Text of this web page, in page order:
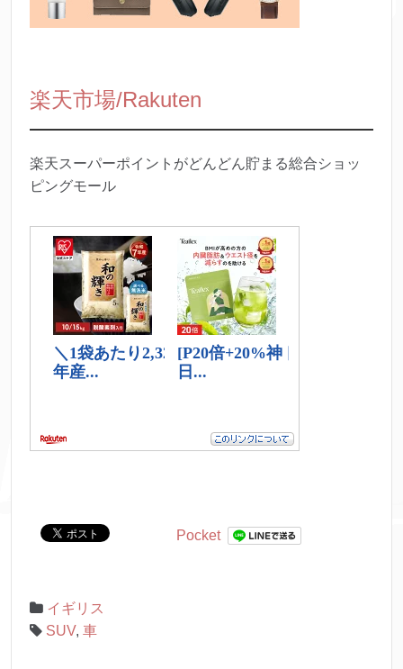
楽天市場/Rakuten
楽天スーパーポイントがどんどん貯まる総合ショッ
ピングモール
Pocket
イギリス
SUV, 車